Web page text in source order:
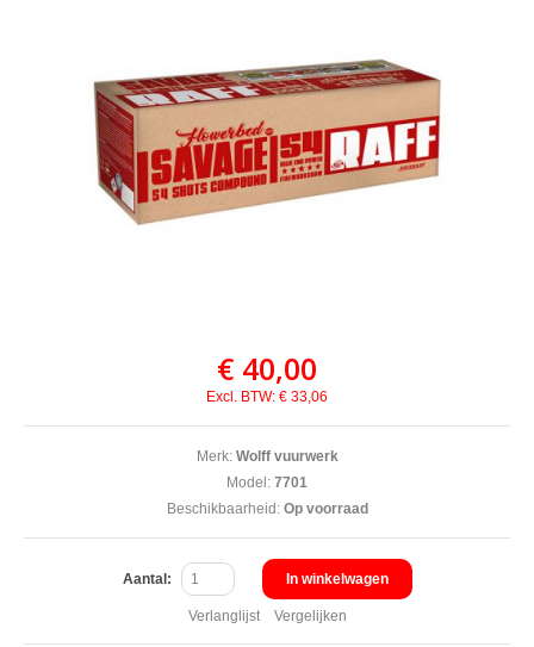
€ 40,00
Excl. BTW: € 33,06
Merk: Wolff vuurwerk
Model: 7701
Beschikbaarheid:Op voorraad
Aantal: In winkelwagen
Verlanglijst Vergelijken